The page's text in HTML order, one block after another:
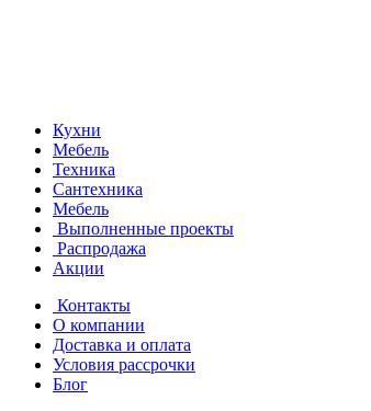
Кухни
Мебель
Техника
Сантехника
Мебель
Выполненные проекты
Распродажа
Акции
Контакты
О компании
Доставка и оплата
Условия рассрочки
Блог